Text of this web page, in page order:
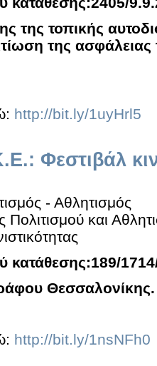
της τοπικής
της
http://bit.ly/1uyHrl5
Φεστιβάλ
- Αθλητισμός
και
κατάθεσης:189/
Θεσσαλονίκης.
http://bit.ly/1nsNFh0